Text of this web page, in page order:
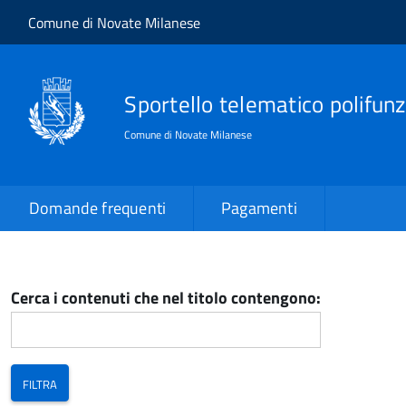
Salta al contenuto principale
Skip to site navigation
Comune di Novate Milanese
Sportello telematico
Comune di Novate Milanese
Domande frequenti Pagamenti
Cerca i contenuti che nel titolo contengono: